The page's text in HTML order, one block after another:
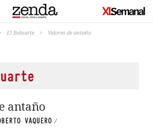
El Baluarte > Valores de antaño
antaño
VAQUERO /